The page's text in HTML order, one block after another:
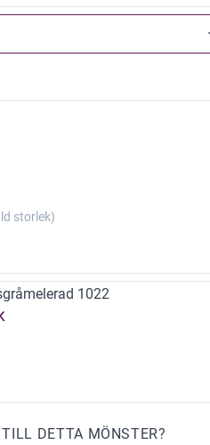
storlek)
1022
DETTA MÖNSTER?